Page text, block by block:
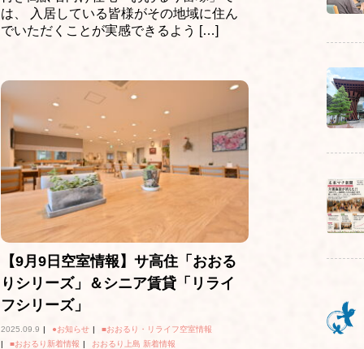
は、 入居している皆様がその地域に住ん
でいただくことが実感できるよう […]
【9月9日空室情報】サ高住「おおる
りシリーズ」＆シニア賃貸「リライ
フシリーズ」
2025.09.9 | ●お知らせ |
■おおるり・リライフ空室情報
|
■おおるり新着情報 |
おおるり上島 新着情報